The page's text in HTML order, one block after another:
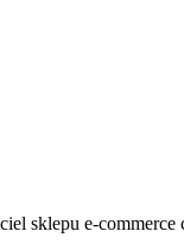
sklepu e-